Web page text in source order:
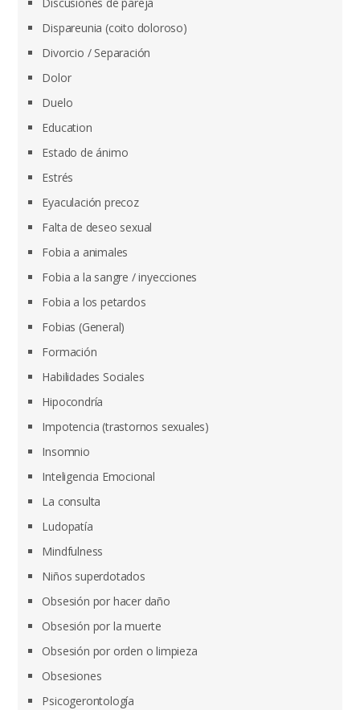
Dispareunia (coito doloroso)
Divorcio / Separación
Dolor
Duelo
Education
Estado de ánimo
Estrés
Eyaculación precoz
Falta de deseo sexual
Fobia a animales
Fobia a la sangre / inyecciones
Fobia a los petardos
Fobias (General)
Formación
Habilidades Sociales
Hipocondría
Impotencia (trastornos sexuales)
Insomnio
Inteligencia Emocional
La consulta
Ludopatía
Mindfulness
Niños superdotados
Obsesión por hacer daño
Obsesión por la muerte
Obsesión por orden o limpieza
Obsesiones
Psicogerontología